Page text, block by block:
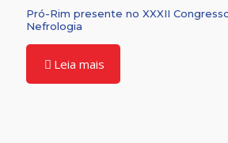
Pró-Rim presente no XXXII
Nefrologia
Leia mais